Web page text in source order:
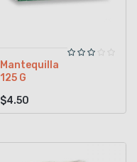
Mantequilla
125 G
$4.50